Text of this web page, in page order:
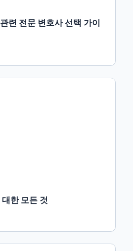
련 전문 변호사 선택 가이
한 모든 것